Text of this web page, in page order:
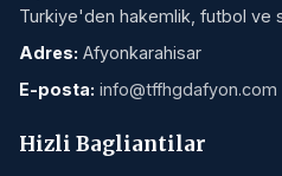
Turkiye'den hakemlik, futbol ve
Adres: Afyonkarahisar
E-posta: info@tffhgdafyon.com
Hizli Bagliantilar